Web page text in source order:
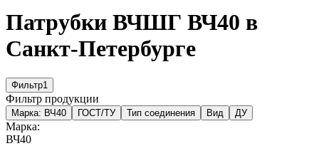
Патрубки ВЧШГ ВЧ40 в
Санкт-Петербурге
Фильтр1
Фильтр продукции
Марка: ВЧ40 ГОСТ/ТУ Тип соединения Вид ДУ
Марка:
ВЧ40